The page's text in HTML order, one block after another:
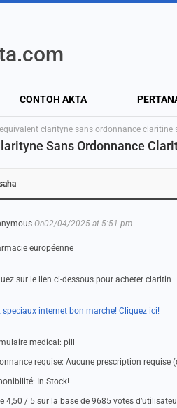
CONTOH AKTA
equivalent clarityne sans ordonnance claritine
Sans Ordonnance
On02/04/2025 at 5:51 pm
européenne
sur le lien ci-dessous pour acheter claritin
speciaux internet bon marche! Cliquez ici!
medical: pill
requise: Aucune prescription requise
In Stock!
4,50 / 5 sur la base de 9685 votes